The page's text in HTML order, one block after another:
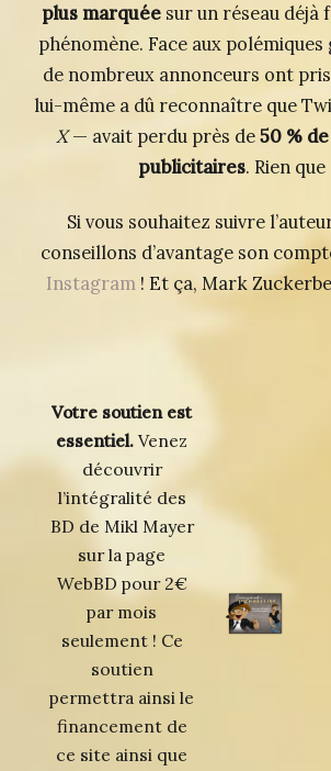
plus marquéesur un réseau déjà
phénomène. Face aux
de nombreux annonceurs ont
lui-même a dû reconnaître que
X— avait perdu près de 50 %
publicitaires. Rien que
Si vous souhaitez suivre
conseillons d’avantage son
Instagram ! Et ça, Mark
Votre soutien est
essentiel. Venez
découvrir
l’intégralité des
BD de Mikl Mayer
sur la page
WebBD pour 2€
par mois
seulement ! Ce
soutien
permettra ainsi le
financement de
ce site ainsi que